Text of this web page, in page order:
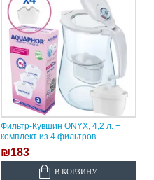
Фильтр-Кувшин ONYX, 4,2 л. +
комплект из 4 фильтров
₪183
В КОРЗИНУ